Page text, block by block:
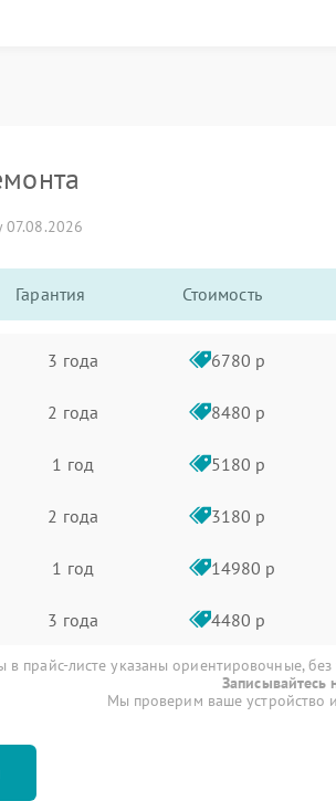
07.08.2026
Гарантия Стоимость
3 года 6780 р
2 года 8480 р
1 год 5180 р
2 года 3180 р
1 год 14980 р
3 года 4480 р
в прайс-листе указаны ориентировочные, без
Записывайтесь
Мы проверим ваше устройство